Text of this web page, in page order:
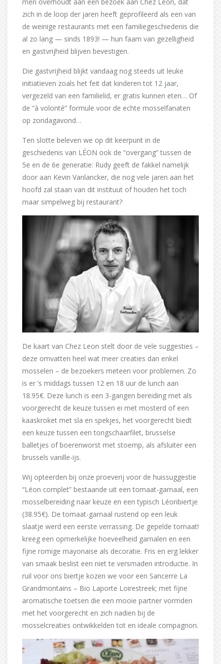
zich in de loop der jaren heeft geprofileerd als een van
de weinige restaurants met een familiegeschiedenis die
al zo lang — sinds 1893! — hun faam van gezelligheid
en gastvrijheid blijven bevestigen.
Die gastvrijheid blijkt vandaag nog steeds uit leuke
initiatieven zoals het feit dat kinderen tot 12 jaar,
vergezeld van een familielid, er gratis kunnen eten… Of
de “à volonté” formule voor de echte mosselfanaten
op zondagavond…
Ten slotte beleven we op dit keerpunt in de
geschiedenis van LÉON ook de “overgang” tussen de
5e en de 6e generatie: Rudy geeft de fakkel namelijk
door aan Kevin Vanlancker, die nog vele jaren aan het
hoofd zal staan van dit instituut of houden het toch
maar simpelweg bij restaurant?
De kaart van Chez Leon stelt door de vele suggesties –
deze omvatten heel wat meer creaties dan enkel
mosselen – de bezoekers meteen voor problemen. Zo
is er ’s middags tussen 12 en 18 uur de lunch aan
18.95€. Deze lunch is een 3-gangen bereiding met als
voorgerecht de keuze tussen ei met mosterd of een
kaaskroket met sla en spekjes, het voorgerecht biedt
een keuze tussen een tongschaarfilet, brusselse
balletjes of boerenworst met stoemp, als afsluiter een
brussels vanille-ijs.
Wij opteerden bij onze proeverij voor de huissuggestie
“Léon complet” bestaande uit een tomaat-garnaal, een
mosselbereiding naar keuze en een typisch Léonbiertje
(38.95€). De tomaat-garnaal rustend op een leuk
slaatje werd een eerste verrassing. De gepelde tomaat!
kreeg een opmerkelijke hoeveelheid garnalen en een
fijne romige mayonaise als decoratie. Fris en erg lekker
van smaak beslist een niet te versmaden introductie. In
ruil voor ons biertje kozen we voor een Sancerre La
Grandmontains – Bio Laporte Loirestreek; met fijne
aromatische toetsen die een mooie partner vormden
met het voorgerecht en zich nadien bij de
mosselcreaties ontwikkelden tot en ideale compagnon.